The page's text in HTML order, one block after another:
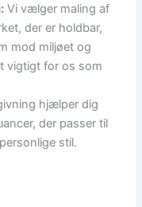
Vi vælger maling af
der er holdbar,
mod miljøet og
vigtigt for os som
hjælper dig
der passer til
stil.